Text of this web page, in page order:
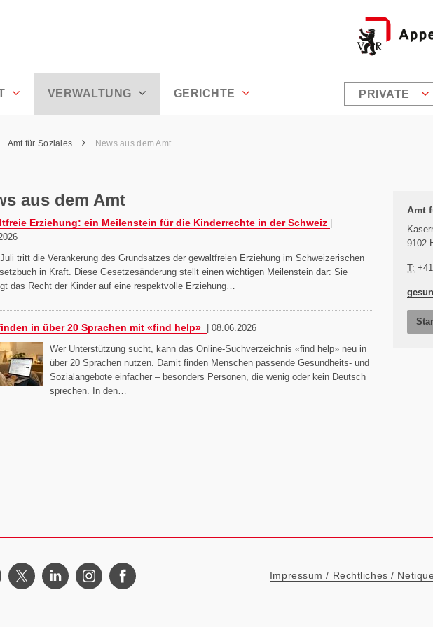
VERWALTUNG GERICHTE PRIVATE
Amt für Soziales News aus dem Amt
aus dem Amt
Erziehung: ein Meilenstein für die Kinderrechte in der Schweiz |
tritt die Verankerung des Grundsatzes der gewaltfreien Erziehung im Schweizerischen
in Kraft. Diese Gesetzesänderung stellt einen wichtigen Meilenstein dar: Sie
das Recht der Kinder auf eine respektvolle Erziehung…
in über 20 Sprachen mit «find help»
08.06.2026
Wer Unterstützung sucht, kann das Online-Suchverzeichnis «find help» neu in
über 20 Sprachen nutzen. Damit finden Menschen passende Gesundheits- und
Sozialangebote einfacher – besonders Personen, die wenig oder kein Deutsch
sprechen. In den…
Amt
9102
T:
Metanavigationn
Impressum / Rechtliches /